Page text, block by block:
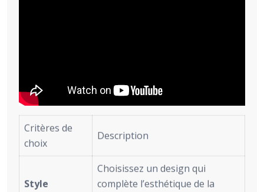
Critères de
choix
Description
Style
Choisissez un design qui
complète l’esthétique de la